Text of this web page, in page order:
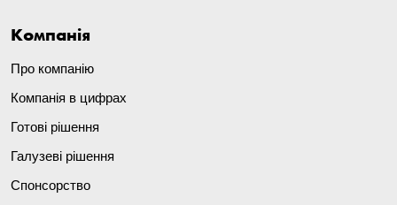
Компанія
Про компанію
Компанія в цифрах
Готові рішення
Галузеві рішення
Спонсорство